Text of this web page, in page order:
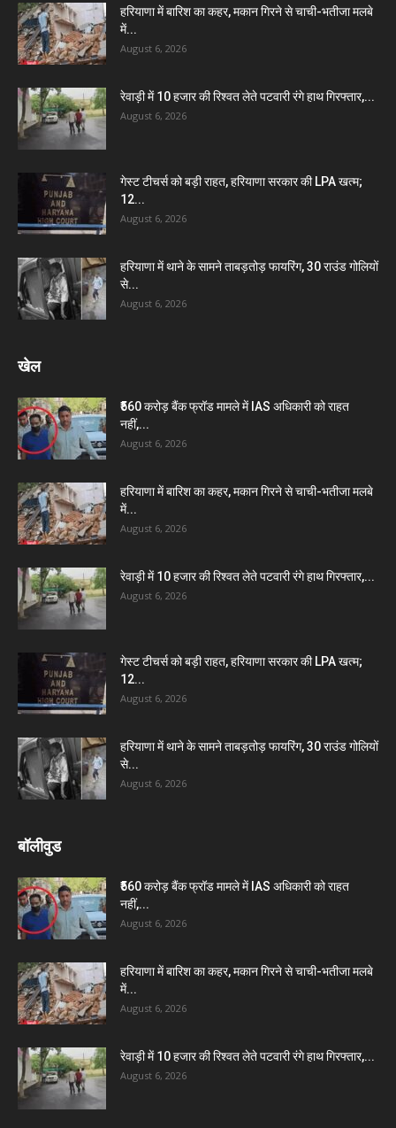
हरियाणा में बारिश का कहर, मकान गिरने से चाची-भतीजा मलबे
में...
August 6, 2026
रेवाड़ी में 10 हजार की रिश्वत लेते पटवारी रंगे हाथ गिरफ्तार,...
August 6, 2026
गेस्ट टीचर्स को बड़ी राहत, हरियाणा सरकार की LPA खत्म;
12...
August 6, 2026
हरियाणा में थाने के सामने ताबड़तोड़ फायरिंग, 30 राउंड गोलियों
से...
August 6, 2026
खेल
₹560 करोड़ बैंक फ्रॉड मामले में IAS अधिकारी को राहत
नहीं,...
August 6, 2026
हरियाणा में बारिश का कहर, मकान गिरने से चाची-भतीजा मलबे
में...
August 6, 2026
रेवाड़ी में 10 हजार की रिश्वत लेते पटवारी रंगे हाथ गिरफ्तार,...
August 6, 2026
गेस्ट टीचर्स को बड़ी राहत, हरियाणा सरकार की LPA खत्म;
12...
August 6, 2026
हरियाणा में थाने के सामने ताबड़तोड़ फायरिंग, 30 राउंड गोलियों
से...
August 6, 2026
बॉलीवुड
₹560 करोड़ बैंक फ्रॉड मामले में IAS अधिकारी को राहत
नहीं,...
August 6, 2026
हरियाणा में बारिश का कहर, मकान गिरने से चाची-भतीजा मलबे
में...
August 6, 2026
रेवाड़ी में 10 हजार की रिश्वत लेते पटवारी रंगे हाथ गिरफ्तार,...
August 6, 2026